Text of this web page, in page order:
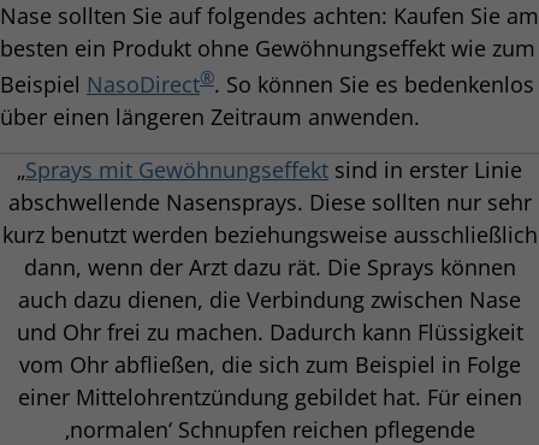
Nase sollten Sie auf folgendes achten: Kaufen Sie am
besten ein Produkt ohne Gewöhnungseffekt wie zum
Beispiel NasoDirect®. So können Sie es bedenkenlos
über einen längeren Zeitraum anwenden.
„Sprays mit Gewöhnungseffekt sind in erster Linie
abschwellende Nasensprays. Diese sollten nur sehr
kurz benutzt werden beziehungsweise ausschließlich
dann, wenn der Arzt dazu rät. Die Sprays können
auch dazu dienen, die Verbindung zwischen Nase
und Ohr frei zu machen. Dadurch kann Flüssigkeit
vom Ohr abfließen, die sich zum Beispiel in Folge
einer Mittelohrentzündung gebildet hat. Für einen
‚normalen‘ Schnupfen reichen pflegende